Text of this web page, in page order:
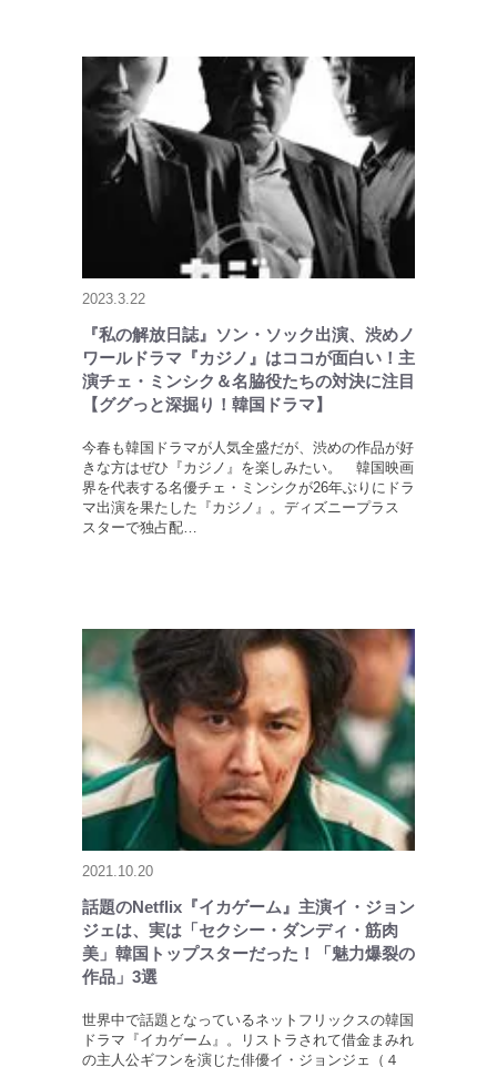
2023.3.22
『私の解放日誌』ソン・ソック出演、渋めノ
ワールドラマ『カジノ』はココが面白い！主
演チェ・ミンシク＆名脇役たちの対決に注目
【ググっと深掘り！韓国ドラマ】
今春も韓国ドラマが人気全盛だが、渋めの作品が好
きな方はぜひ『カジノ』を楽しみたい。 韓国映画
界を代表する名優チェ・ミンシクが26年ぶりにドラ
マ出演を果たした『カジノ』。ディズニープラス
スターで独占配…
2021.10.20
話題のNetflix『イカゲーム』主演イ・ジョン
ジェは、実は「セクシー・ダンディ・筋肉
美」韓国トップスターだった！「魅力爆裂の
作品」3選
世界中で話題となっているネットフリックスの韓国
ドラマ『イカゲーム』。リストラされて借金まみれ
の主人公ギフンを演じた俳優イ・ジョンジェ（４